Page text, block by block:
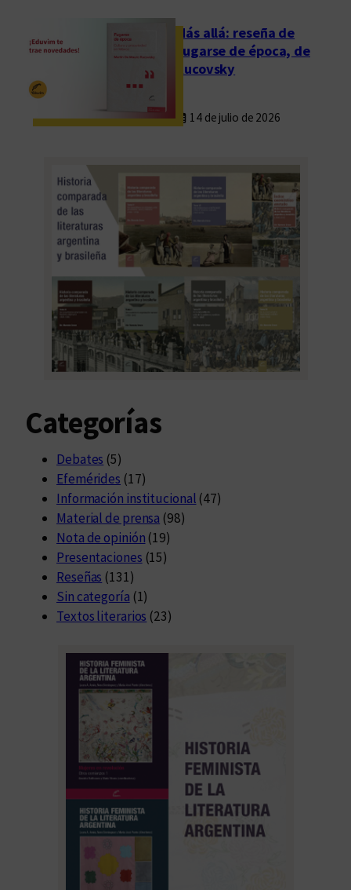
Más allá: reseña de
Fugarse de época, de
Rucovsky
14 de julio de 2026
Categorías
Debates (5)
Efemérides (17)
Información institucional (47)
Material de prensa (98)
Nota de opinión (19)
Presentaciones (15)
Reseñas (131)
Sin categoría (1)
Textos literarios (23)